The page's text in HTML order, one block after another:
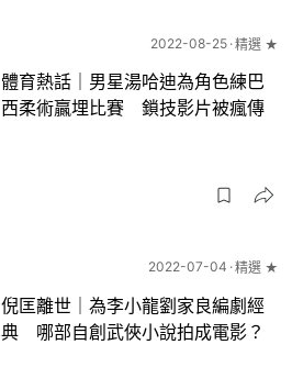
2022-08-25 精選 ★
體育熱話｜男星湯哈迪為角色練巴
西柔術贏埋比賽 鎖技影片被瘋傳
2022-07-04 精選 ★
倪匡離世｜為李小龍劉家良編劇經
典 哪部自創武俠小說拍成電影？